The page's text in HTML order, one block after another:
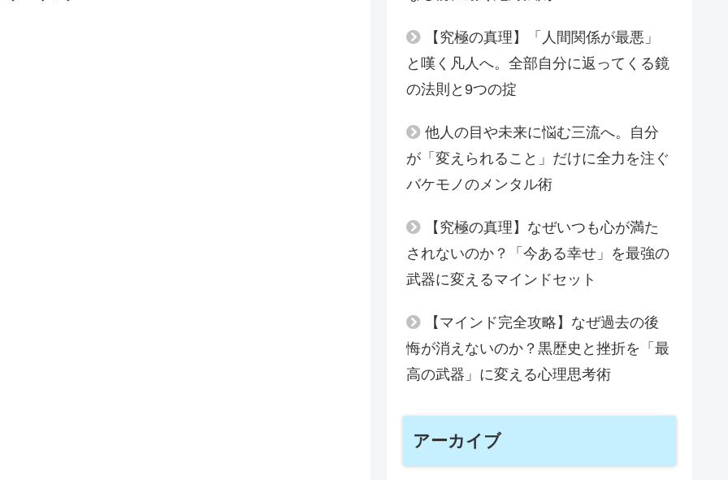
【究極の真理】「人間関係が最悪」
と嘆く凡人へ。全部自分に返ってくる鏡
の法則と9つの掟
他人の目や未来に悩む三流へ。自分
が「変えられること」だけに全力を注ぐ
バケモノのメンタル術
【究極の真理】なぜいつも心が満た
されないのか？「今ある幸せ」を最強の
武器に変えるマインドセット
【マインド完全攻略】なぜ過去の後
悔が消えないのか？黒歴史と挫折を「最
高の武器」に変える心理思考術
アーカイブ